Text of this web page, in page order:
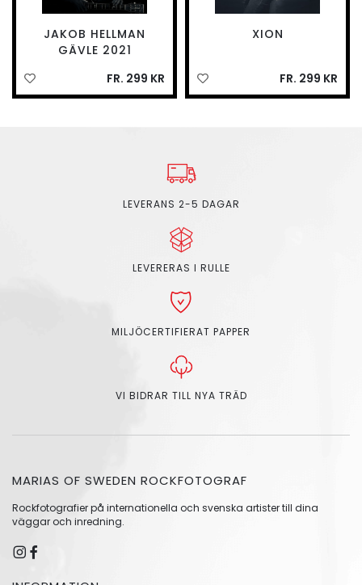
JAKOB HELLMAN
GÄVLE 2021
FR. 299 KR
XION
FR. 299 KR
LEVERANS 2-5 DAGAR
LEVERERAS I RULLE
MILJÖCERTIFIERAT PAPPER
VI BIDRAR TILL NYA TRÄD
MARIAS OF SWEDEN ROCKFOTOGRAF
Rockfotografier på internationella och svenska artister till dina
väggar och inredning.